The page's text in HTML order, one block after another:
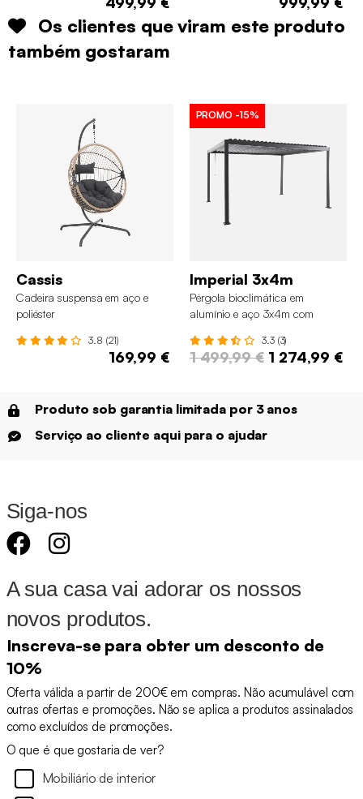
Os clientes que viram este produto
também gostaram
Cassis
Cadeira suspensa em aço e
poliéster
3.8 (21)
169,99 €
PROMO -15%
Imperial 3x4m
Pérgola bioclimática em
alumínio e aço 3x4m com
arredondados
3.3 (3)
1 499,99 € 1 274,99 €
Produto sob garantia limitada por 3 anos
Serviço ao cliente aqui para o ajudar
Siga-nos
A sua casa vai adorar os nossos
novos produtos.
Inscreva-se para obter um desconto de
10%
Oferta válida a partir de 200€ em compras. Não acumulável com
outras ofertas e promoções. Não se aplica a produtos assinalados
como excluídos de promoções.
O que é que gostaria de ver?
Mobiliário de interior